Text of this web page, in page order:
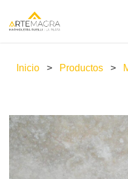
Inicio > Productos >